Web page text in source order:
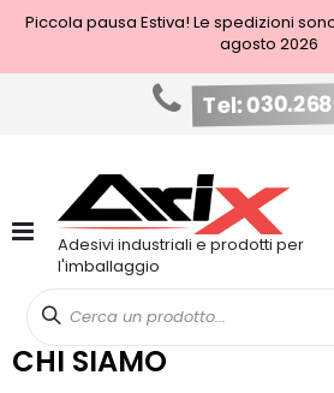
Piccola pausa Estiva! Le spedizioni
agosto 2026
Tel:
contenuto
Adesivi industriali e prodotti per
l'imballaggio
CHI SIAMO